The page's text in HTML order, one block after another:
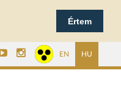
Értem
EN HU